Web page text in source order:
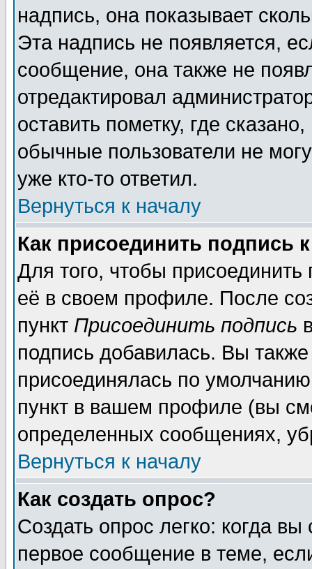
надпись, она показывает
Эта надпись не появляется,
сообщение, она также не
отредактировал
оставить пометку, где
обычные пользователи не
уже кто-то ответил.
Вернуться к началу
Как присоединить подпись
Для того, чтобы
её в своем профиле. После
пункт Присоединить подпись
подпись добавилась. Вы
присоединялась по
пункт в вашем профиле (вы
определенных сообщениях,
Вернуться к началу
Как создать опрос?
Создать опрос легко: когда
первое сообщение в теме,